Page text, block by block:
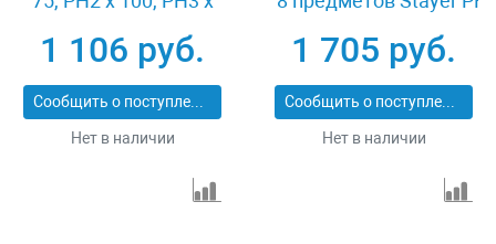
100, SL8 х 150, CrV
Matrix 19120
1 106 руб.
Сообщить о поступлении
Нет в наличии
1 705 руб.
Сообщить о поступлении
Нет в наличии